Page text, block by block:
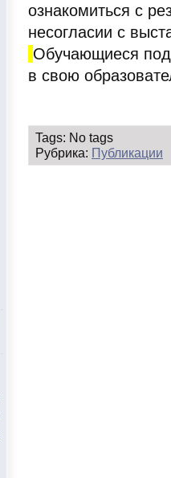
ознакомиться с
несогласии с
Обучающиеся
в свою
Tags: No tags
Рубрика: Публикации